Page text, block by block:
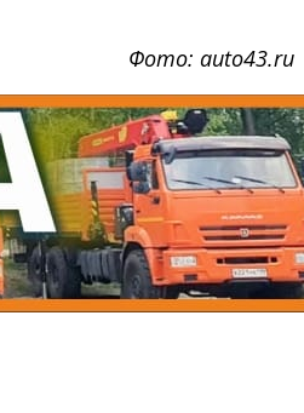
Фото: auto43.ru